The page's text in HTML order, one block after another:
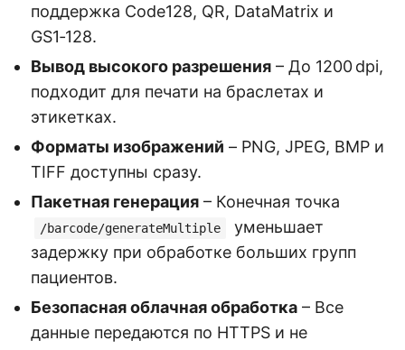
поддержка Code128, QR, DataMatrix и
GS1‑128.
Вывод высокого разрешения – До 1200 dpi,
подходит для печати на браслетах и
этикетках.
Форматы изображений – PNG, JPEG, BMP и
TIFF доступны сразу.
Пакетная генерация – Конечная точка
/barcode/generateMultiple
уменьшает
задержку при обработке больших групп
пациентов.
Безопасная облачная обработка – Все
данные передаются по HTTPS и не